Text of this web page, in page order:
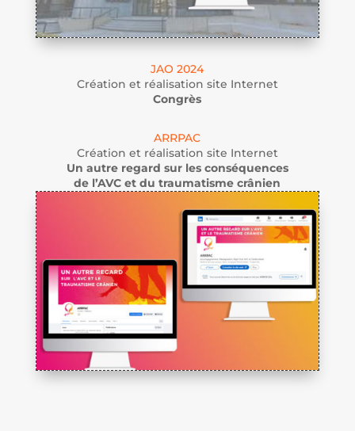
JAO 2024
Création et réalisation site Internet
Congrès
ARRPAC
Création et réalisation site Internet
Un autre regard sur les conséquences
de l’AVC et du traumatisme crânien